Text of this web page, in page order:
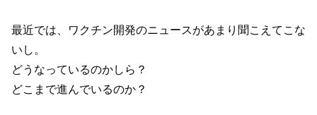
最近では、ワクチン開発のニュースがあまり聞こえてこな
いし。
どうなっているのかしら？
どこまで進んでいるのか？